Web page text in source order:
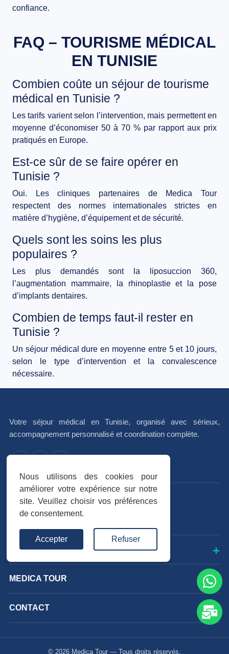
confiance.
FAQ – TOURISME MÉDICAL
EN TUNISIE
Combien coûte un séjour de tourisme
médical en Tunisie ?
Les tarifs varient selon l’intervention, mais permettent en
moyenne d’économiser 50 à 70 % par rapport aux prix
pratiqués en Europe.
Est-ce sûr de se faire opérer en
Tunisie ?
Oui. Les cliniques partenaires de Medica Tour
respectent des normes internationales strictes en
matière d’hygiène, d’équipement et de sécurité.
Quels sont les soins les plus
populaires ?
Les plus demandés sont la liposuccion 360,
l’augmentation mammaire, la rhinoplastie et la pose
d’implants dentaires.
Combien de temps faut-il rester en
Tunisie ?
Un séjour médical dure en moyenne entre 5 et 10 jours,
selon le type d’intervention et la convalescence
nécessaire.
Votre séjour médical en Tunisie, organisé avec sérieux,
accompagnement personnalisé et coordination complète.
Avis vérifiés
Trustpilot★★★★★
INTERVENTIONS
MEDICA TOUR
CONTACT
© 2026 Medica Tour — Tous droits réservés.
Nous utilisons des cookies pour
améliorer votre expérience sur notre
site. Veuillez choisir vos préférences
de consentement.
Accepter Refuser